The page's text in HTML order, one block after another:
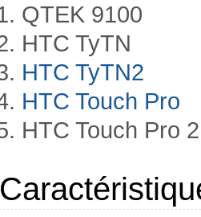
QTEK 9100
HTC TyTN
HTC TyTN2
HTC Touch Pro
HTC Touch Pro 2